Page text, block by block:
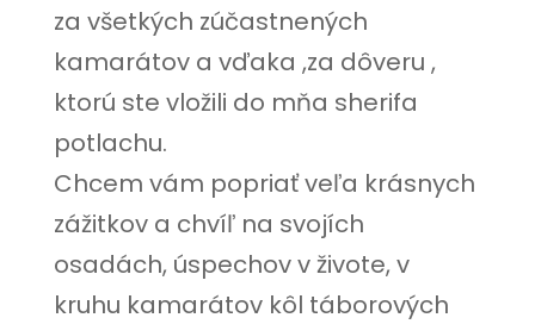
za všetkých zúčastnených
kamarátov a vďaka ,za dôveru ,
ktorú ste vložili do mňa sherifa
potlachu.
Chcem vám popriať veľa krásnych
zážitkov a chvíľ na svojích
osadách, úspechov v živote, v
kruhu kamarátov kôl táborových